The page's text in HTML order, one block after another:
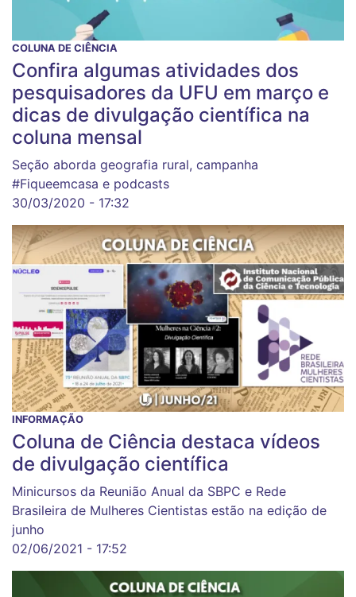
COLUNA DE CIÊNCIA
Confira algumas atividades dos
pesquisadores da UFU em março e
dicas de divulgação científica na
coluna mensal
Seção aborda geografia rural, campanha
#Fiqueemcasa e podcasts
30/03/2020 - 17:32
INFORMAÇÃO
Coluna de Ciência destaca vídeos
de divulgação científica
Minicursos da Reunião Anual da SBPC e Rede
Brasileira de Mulheres Cientistas estão na edição de
junho
02/06/2021 - 17:52